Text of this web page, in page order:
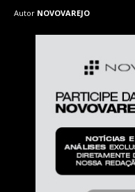
Autor NOVOVAREJO